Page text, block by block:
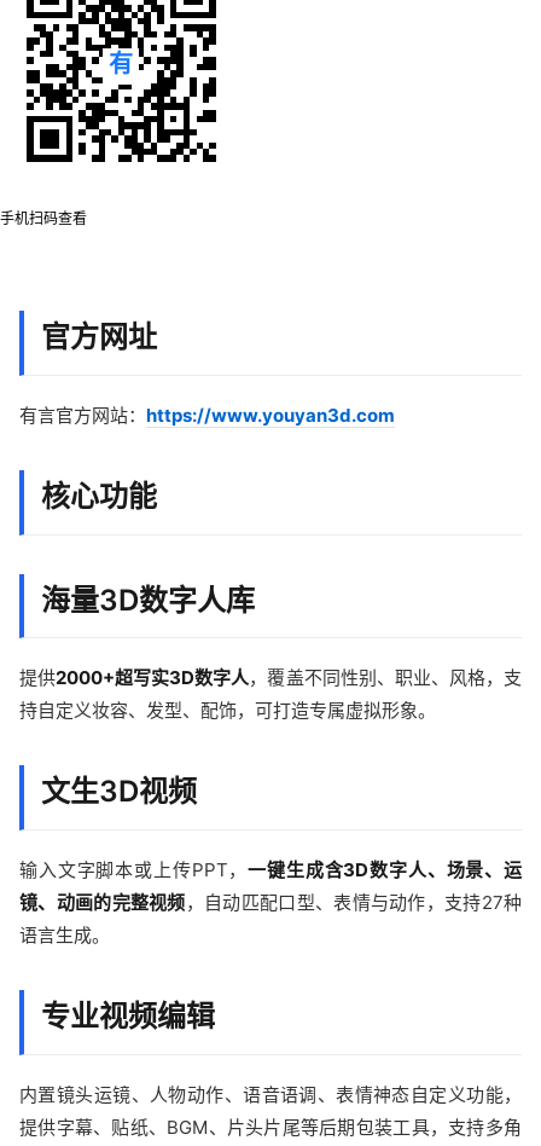
手机扫码查看
官方网址
有言官方网站： https://www.youyan3d.com
核心功能
海量3D数字人库
提供2000+超写实3D数字人，覆盖不同性别、职业、风格，支
持自定义妆容、发型、配饰，可打造专属虚拟形象。
文生3D视频
输入文字脚本或上传PPT，一键生成含3D数字人、场景、运
镜、动画的完整视频，自动匹配口型、表情与动作，支持27种
语言生成。
专业视频编辑
内置镜头运镜、人物动作、语音语调、表情神态自定义功能，
提供字幕、贴纸、BGM、片头片尾等后期包装工具，支持多角